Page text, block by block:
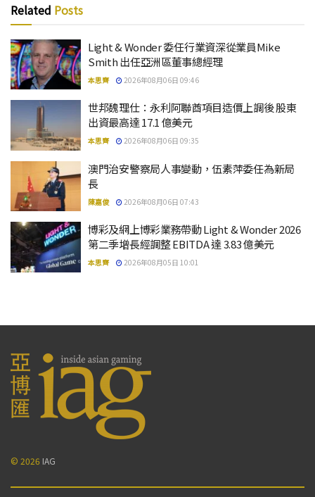
Related Posts
Light & Wonder 委任行業資深從業員Mike
Smith 出任亞洲區董事總經理
本思齊 2026年08月06日 09:46
世邦魏理仕：永利阿聯酋項目造價上調後 股東
出資最高達 17.1 億美元
本思齊 2026年08月06日 09:35
澳門治安警察局人事變動，伍素萍委任為新局
長
陳嘉俊 2026年08月06日 07:43
博彩及網上博彩業務帶動 Light & Wonder 2026
第二季增長經調整 EBITDA 達 3.83 億美元
本思齊 2026年08月05日 10:01
© 2026 IAG